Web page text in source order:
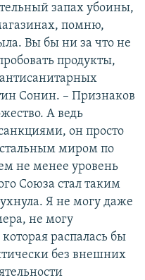
запах убоины,
помню,
Вы бы ни за что не
продукты,
Сонин. – Признаков
А ведь
он просто
миром по
не менее уровень
Союза стал таким
Я не могу даже
не могу
распалась бы
без внешних